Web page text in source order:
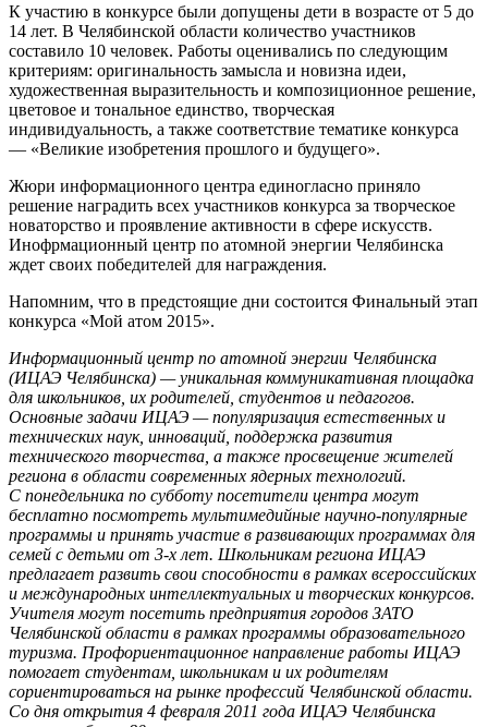
К участию в конкурсе были допущены дети в возрасте от 5 до
14 лет. В Челябинской области количество участников
составило 10 человек. Работы оценивались по следующим
критериям: оригинальность замысла и новизна идеи,
художественная выразительность и композиционное решение,
цветовое и тональное единство, творческая
индивидуальность, а также соответствие тематике конкурса
— «Великие изобретения прошлого и будущего».
Жюри информационного центра единогласно приняло
решение наградить всех участников конкурса за творческое
новаторство и проявление активности в сфере искусств.
Инофрмационный центр по атомной энергии Челябинска
ждет своих победителей для награждения.
Напомним, что в предстоящие дни состоится Финальный этап
конкурса «Мой атом 2015».
Информационный центр по атомной энергии Челябинска
(ИЦАЭ Челябинска) — уникальная коммуникативная площадка
для школьников, их родителей, студентов и педагогов.
Основные задачи ИЦАЭ — популяризация естественных и
технических наук, инноваций, поддержка развития
технического творчества, а также просвещение жителей
региона в области современных ядерных технологий.
С понедельника по субботу посетители центра могут
бесплатно посмотреть мультимедийные научно-популярные
программы и принять участие в развивающих программах для
семей с детьми от 3-х лет. Школьникам региона ИЦАЭ
предлагает развить свои способности в рамках всероссийских
и международных интеллектуальных и творческих конкурсов.
Учителя могут посетить предприятия городов ЗАТО
Челябинской области в рамках программы образовательного
туризма. Профориентационное направление работы ИЦАЭ
помогает студентам, школьникам и их родителям
сориентироваться на рынке профессий Челябинской области.
Со дня открытия 4 февраля 2011 года ИЦАЭ Челябинска